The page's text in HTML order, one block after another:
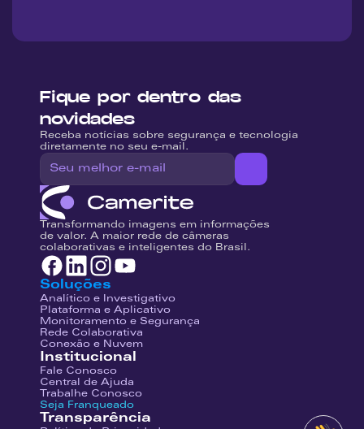
Fique por dentro das
novidades
Receba notícias sobre segurança e tecnologia
diretamente no seu e-mail.
Transformando imagens em informações
de valor. A maior rede de câmeras
colaborativas e inteligentes do Brasil.
Soluções
Analítico e Investigativo
Plataforma e Aplicativo
Monitoramento e Segurança
Rede Colaborativa
Conexão e Nuvem
Institucional
Fale Conosco
Central de Ajuda
Trabalhe Conosco
Seja Franqueado
Transparência